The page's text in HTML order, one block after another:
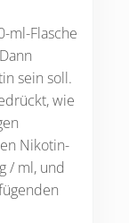
ml-Flasche
sein soll.
wie
Nikotin-
/ ml, und